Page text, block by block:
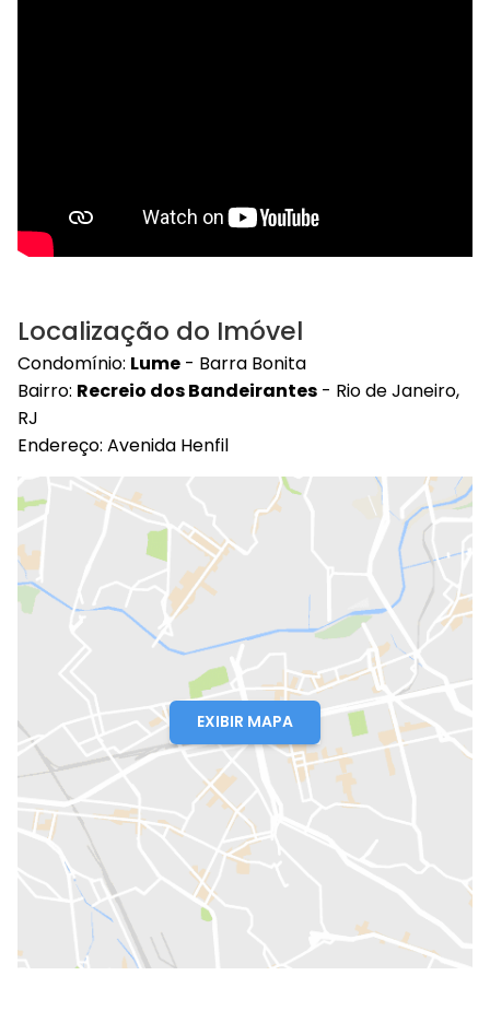
Localização do Imóvel
Condomínio: Lume - Barra Bonita
Bairro: Recreio dos Bandeirantes - Rio de Janeiro,
RJ
Endereço: Avenida Henfil
EXIBIR MAPA